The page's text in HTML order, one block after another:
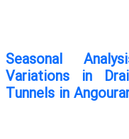
Seasonal
Variations in
Tunnels in